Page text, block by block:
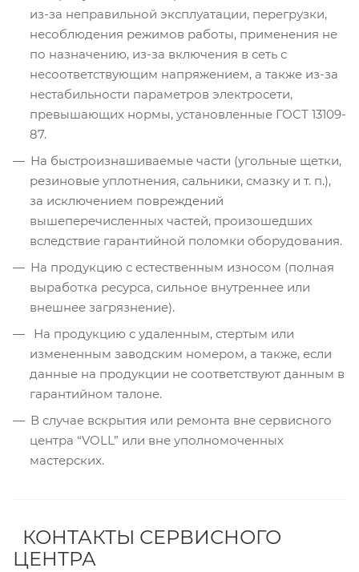
из-за неправильной эксплуатации, перегрузки,
несоблюдения режимов работы, применения не
по назначению, из-за включения в сеть с
несоответствующим напряжением, а также из-за
нестабильности параметров электросети,
превышающих нормы, установленные ГОСТ 13109-
87.
На быстроизнашиваемые части (угольные щетки,
резиновые уплотнения, сальники, смазку и т. п.),
за исключением повреждений
вышеперечисленных частей, произошедших
вследствие гарантийной поломки оборудования.
На продукцию с естественным износом (полная
выработка ресурса, сильное внутреннее или
внешнее загрязнение).
На продукцию с удаленным, стертым или
измененным заводским номером, а также, если
данные на продукции не соответствуют данным в
гарантийном талоне.
В случае вскрытия или ремонта вне сервисного
центра “VOLL” или вне уполномоченных
мастерских.
КОНТАКТЫ СЕРВИСНОГО
ЦЕНТРА